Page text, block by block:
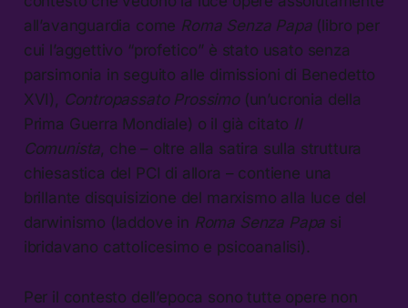
all’avanguardia come Roma Senza Papa (libro per
cui l’aggettivo “profetico” è stato usato senza
parsimonia in seguito alle dimissioni di Benedetto
XVI), Contropassato Prossimo(un’ucronia della
Prima Guerra Mondiale) o il già citato Il
Comunista, che – oltre alla satira sulla struttura
chiesastica del PCI di allora – contiene una
brillante disquisizione del marxismo alla luce del
darwinismo (laddove in Roma Senza Papa si
ibridavano cattolicesimo e psicoanalisi).
Per il contesto dell’epoca sono tutte opere non